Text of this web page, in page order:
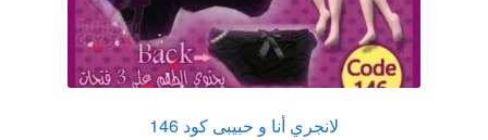
لانجري أنا و حبيبى كود 146